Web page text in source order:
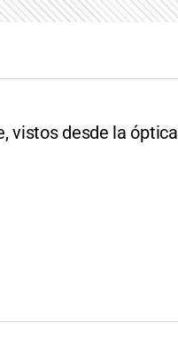
vistos desde la óptica